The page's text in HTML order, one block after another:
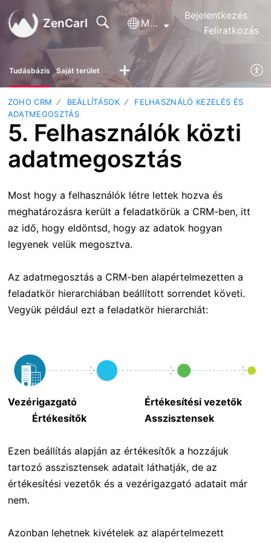
ZenCarl Magyar
Bejelentkezés
Feliratkozás
Tudásbázis Saját terület
ZOHO CRM BEÁLLÍTÁSOK
FELHASZNÁLÓ KEZELÉS ÉS
ADATMEGOSZTÁS
5. Felhasználók közti
adatmegosztás
Most hogy a felhasználók létre lettek hozva és
meghatározásra került a feladatkörük a CRM-ben, itt
az idő, hogy eldöntsd, hogy az adatok hogyan
legyenek velük megosztva.
Az adatmegosztás a CRM-ben alapértelmezetten a
feladatkör hierarchiában beállított sorrendet követi.
Vegyük például ezt a feladatkör hierarchiát:
Vezérigazgató Értékesítési vezetők
Értékesítők Asszisztensek
Ezen beállítás alapján az értékesítők a hozzájuk
tartozó asszisztensek adatait láthatják, de az
értékesítési vezetők és a vezérigazgató adatait már
nem.
Azonban lehetnek kivételek az alapértelmezett